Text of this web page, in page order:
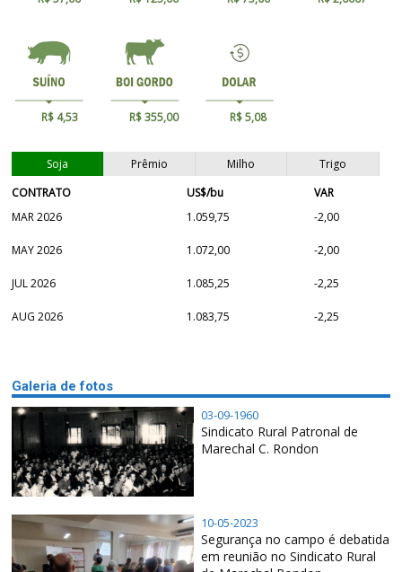
R$ 4,53 R$ 355,00 R$ 5,08
Soja Prêmio Milho
Trigo
CONTRATO
US$/bu
VAR
MAR 2026
1.059,75 -2,00
MAY 2026 1.072,00 -2,00
JUL 2026 1.085,25 -2,25
AUG 2026 1.083,75 -2,25
Galeria de fotos
03-09-1960
Sindicato Rural Patronal de
Marechal C. Rondon
10-05-2023
Segurança no campo é debatida
em reunião no Sindicato Rural